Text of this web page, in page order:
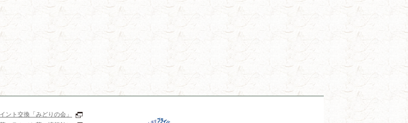
ント交換「みどりの会」